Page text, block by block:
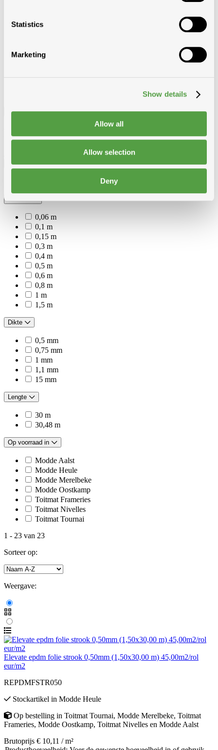
Statistics
Marketing
Show details
Allow all
Allow selection
Deny
Onderdak
Filter
Filter
Besteleenheid
0,06 m
0,1 m
0,15 m
0,3 m
0,4 m
0,5 m
0,6 m
0,8 m
1 m
1,5 m
Dikte
0,5 mm
0,75 mm
1 mm
1,1 mm
15 mm
Lengte
30 m
30,48 m
Op voorraad in
Modde Aalst
Modde Heule
Modde Merelbeke
Modde Oostkamp
Toitmat Frameries
Toitmat Nivelles
Toitmat Tournai
1 - 23 van 23
Sorteer op:
Weergave:
Elevate epdm folie strook 0,50mm (1,50x30,00 m) 45,00m2/rol
eur/m2
REPDMFSTR050
Stockartikel in Modde Heule
Op bestelling in Toitmat Tournai, Modde Merelbeke, Toitmat
Frameries, Modde Oostkamp, Toitmat Nivelles en Modde Aalst
Brutoprijs € 10,11 / m²